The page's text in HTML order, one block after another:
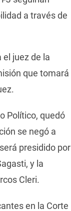
a través de
juez de la
que tomará
Político, quedó
se negó a
presidido por
y la
Cleri.
en la Corte